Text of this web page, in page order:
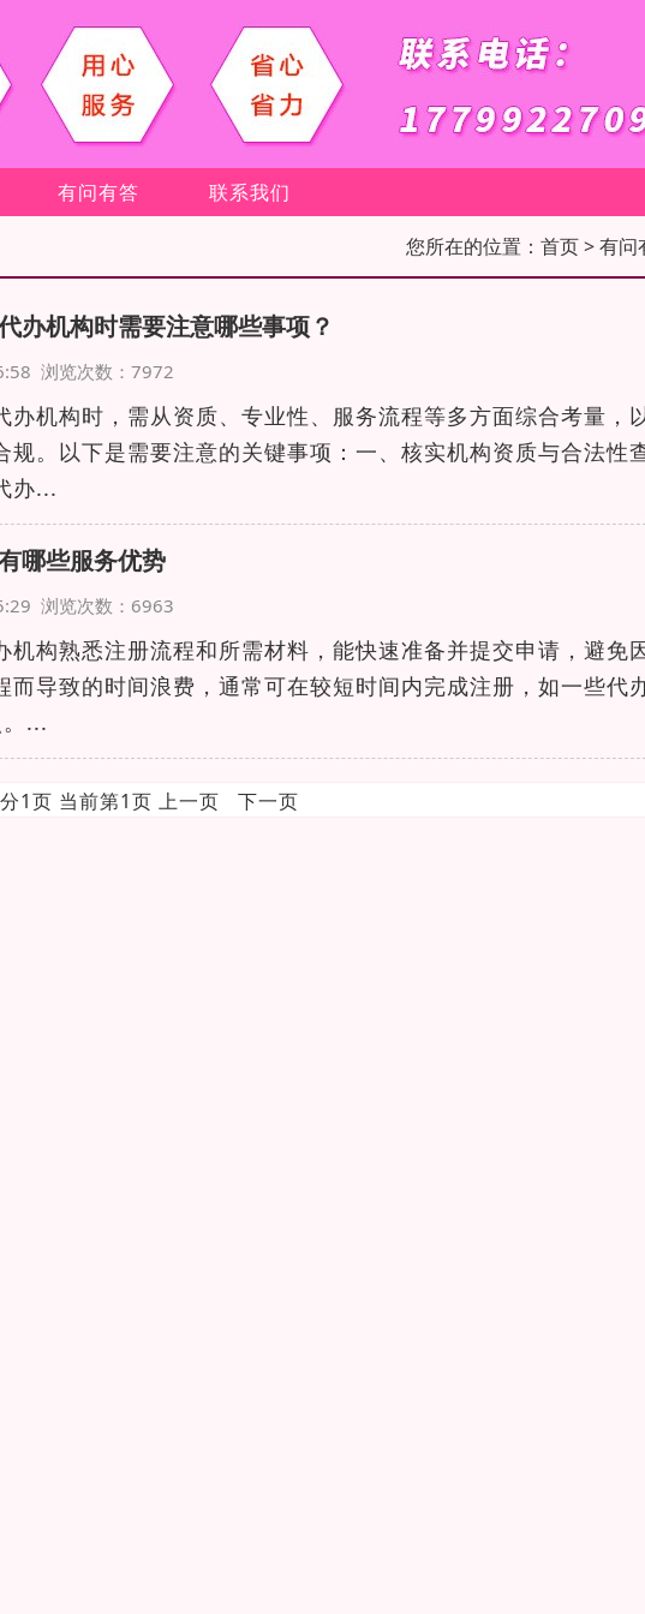
有问有答 联系我们
您所在的位置： 首页> 有问
办机构时需要注意哪些事项？
浏览次数：7972
办机构时，需从资质、专业性、服务流程等多方面综合考量，
规。以下是需要注意的关键事项：一、核实机构资质与合法性
办...
哪些服务优势
浏览次数：6963
机构熟悉注册流程和所需材料，能快速准备并提交申请，避免
而导致的时间浪费，通常可在较短时间内完成注册，如一些代
...
1页 当前第1页 上一页 下一页